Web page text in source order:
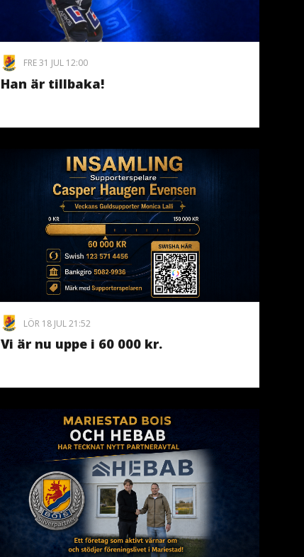
FRE 31 JUL 12:00
Han är tillbaka!
LÖR 18 JUL 21:52
Vi är nu uppe i 60 000 kr.